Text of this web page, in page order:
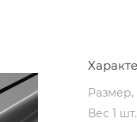
Вес 1